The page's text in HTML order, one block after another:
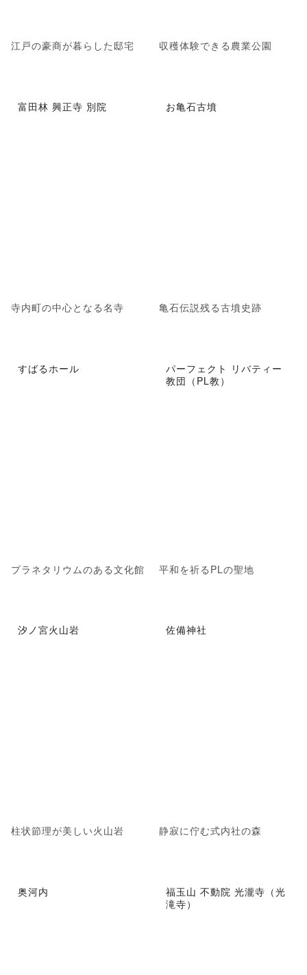
江戸の豪商が暮らした邸宅 収穫体験できる農業公園
富田林 興正寺 別院
寺内町の中心となる名寺
お亀石古墳
亀石伝説残る古墳史跡
すばるホール
プラネタリウムのある文化館
パーフェクト リバティー
教団（PL教）
平和を祈るPLの聖地
汐ノ宮火山岩
柱状節理が美しい火山岩
佐備神社
静寂に佇む式内社の森
奥河内
福玉山 不動院 光瀧寺（光
滝寺）